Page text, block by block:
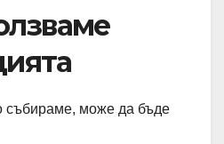
събираме, може да бъде